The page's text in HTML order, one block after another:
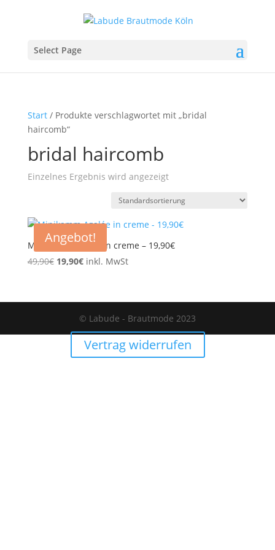
Select Page
Start/ Produkte verschlagwortet mit „bridal
haircomb“
bridal haircomb
Einzelnes Ergebnis wird angezeigt
Angebot!
Minikamm Azalée in creme – 19,90€
49,90€ Ursprünglicher
49,90€
19,90€Aktueller
19,90€.
inkl. MwSt
© Labude - Brautmode 2023
Vertrag widerrufen